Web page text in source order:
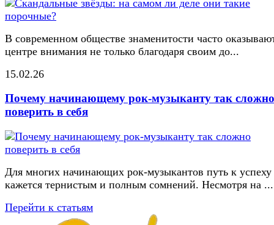
В современном обществе знаменитости часто
центре внимания не только благодаря своим до...
15.02.26
Почему начинающему рок-музыканту так сложно
поверить в себя
Для многих начинающих рок-музыкантов путь к успеху
кажется тернистым и полным сомнений. Несмотря на ...
Перейти к статьям